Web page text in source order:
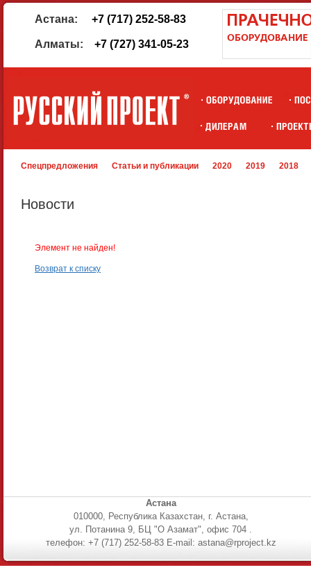
Астана: +7 (717) 252-58-83
Алматы: +7 (727) 341-05-23
Спецпредложения Статьи и публикации 2020 2019 2018
Новости
Элемент не найден!
Возврат к списку
Астана
010000, Республика Казахстан, г. Астана,
ул. Потанина 9, БЦ "О Азамат", офис 704 .
телефон: +7 (717) 252-58-83 E-mail: astana@rproject.kz